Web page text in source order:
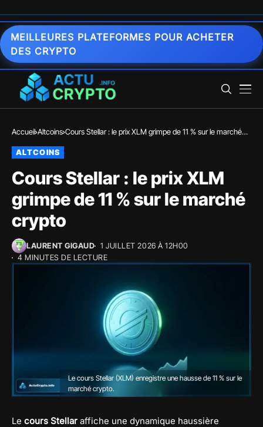
MEILLEURES PLATEFORMES POUR ACHETER
DES CRYPTO
Accueil Altcoins Cours Stellar : le prix XLM grimpe de 11 % sur le marché
ALTCOINS
Cours Stellar : le prix XLM
grimpe de 11 % sur le marché
crypto
LAURENT GIGAUD
1 JUILLET 2026 À 12H00
4 MINUTES DE LECTURE
Le cours Stellar (XLM) enregistre une hausse de 11 % sur le
marché crypto.
Le cours Stellar affiche une dynamique haussière